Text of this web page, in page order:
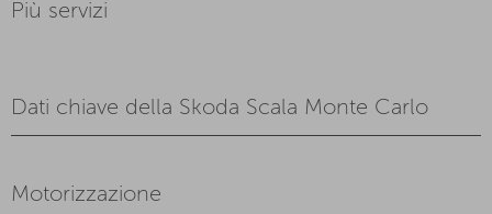
Più servizi
Dati chiave della Skoda Scala Monte Carlo
Motorizzazione